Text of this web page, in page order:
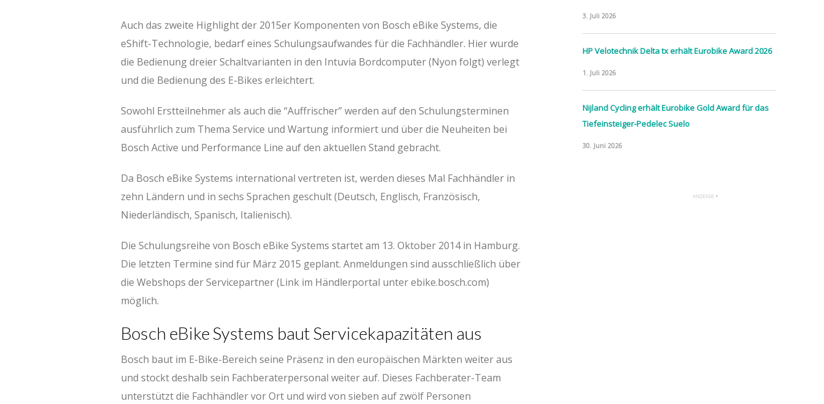
Auch das zweite Highlight der 2015er Komponenten von Bosch eBike Systems, die
eShift-Technologie, bedarf eines Schulungsaufwandes für die Fachhändler. Hier wurde
die Bedienung dreier Schaltvarianten in den Intuvia Bordcomputer (Nyon folgt) verlegt
und die Bedienung des E-Bikes erleichtert.
Sowohl Erstteilnehmer als auch die “Auffrischer” werden auf den Schulungsterminen
ausführlich zum Thema Service und Wartung informiert und über die Neuheiten bei
Bosch Active und Performance Line auf den aktuellen Stand gebracht.
Da Bosch eBike Systems international vertreten ist, werden dieses Mal Fachhändler in
zehn Ländern und in sechs Sprachen geschult (Deutsch, Englisch, Französisch,
Niederländisch, Spanisch, Italienisch).
Die Schulungsreihe von Bosch eBike Systems startet am 13. Oktober 2014 in Hamburg.
Die letzten Termine sind für März 2015 geplant. Anmeldungen sind ausschließlich über
die Webshops der Servicepartner (Link im Händlerportal unter ebike.bosch.com)
möglich.
Bosch eBike Systems baut Servicekapazitäten aus
Bosch baut im E-Bike-Bereich seine Präsenz in den europäischen Märkten weiter aus
und stockt deshalb sein Fachberaterpersonal weiter auf. Dieses Fachberater-Team
unterstützt die Fachhändler vor Ort und wird von sieben auf zwölf Personen
3. Juli 2026
HP Velotechnik Delta tx erhält Eurobike Award 2026
1. Juli 2026
Nijland Cycling erhält Eurobike Gold Award für das
Tiefeinsteiger-Pedelec Suelo
30. Juni 2026